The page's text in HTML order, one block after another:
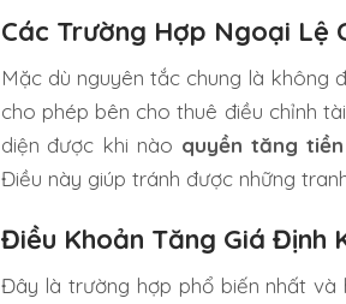
Các Trường Hợp Ngoại Lệ
Mặc dù nguyên tắc chung là không
cho phép bên cho thuê điều chỉnh
diện được khi nào quyền tăng
Điều này giúp tránh được những
Điều Khoản Tăng Giá Định
Đây là trường hợp phổ biến nhất